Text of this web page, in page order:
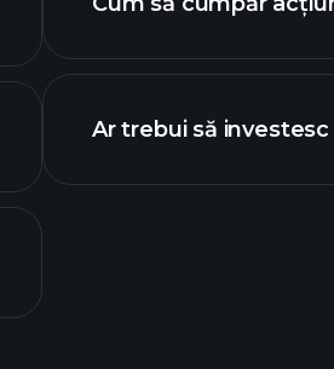
Ar trebui să